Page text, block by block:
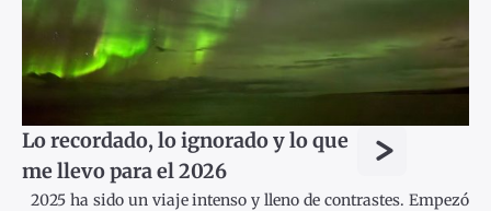
Lo recordado, lo ignorado y lo que
me llevo para el 2026
>
2025 ha sido un viaje intenso y lleno de contrastes. Empezó